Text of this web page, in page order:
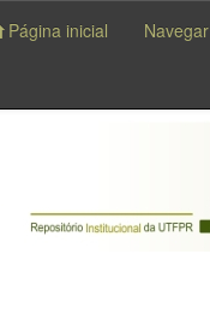
Página inicial Navegar